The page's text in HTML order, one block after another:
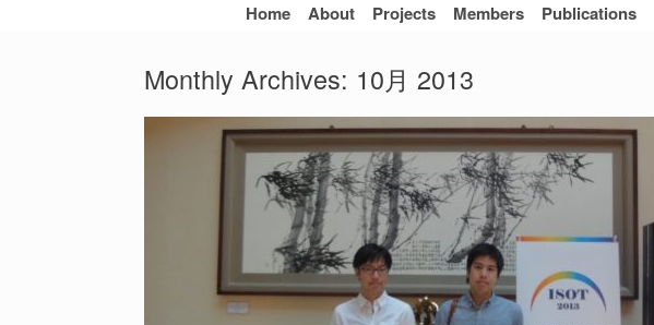
Home About Projects Members Publications
Monthly Archives: 10月 2013